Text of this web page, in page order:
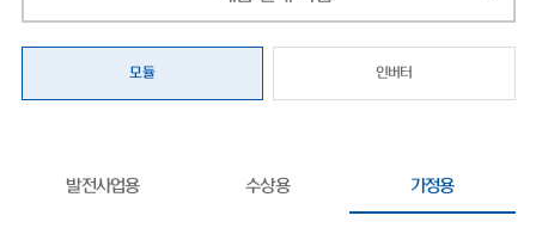
모듈 인버터
발전사업용 수상용 가정용